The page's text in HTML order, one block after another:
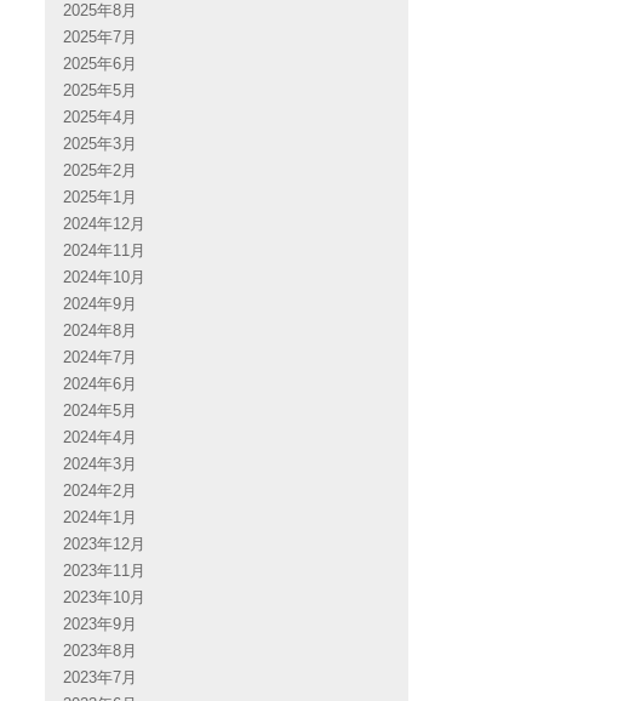
2025年8月
2025年7月
2025年6月
2025年5月
2025年4月
2025年3月
2025年2月
2025年1月
2024年12月
2024年11月
2024年10月
2024年9月
2024年8月
2024年7月
2024年6月
2024年5月
2024年4月
2024年3月
2024年2月
2024年1月
2023年12月
2023年11月
2023年10月
2023年9月
2023年8月
2023年7月